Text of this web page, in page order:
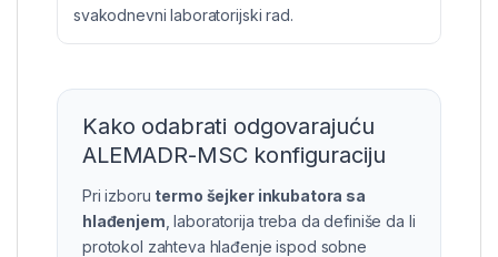
svakodnevni laboratorijski rad.
Kako odabrati odgovarajuću
ALEMADR-MSC konfiguraciju
Pri izboru termo šejker inkubatora sa
hlađenjem , laboratorija treba da definiše da li
protokol zahteva hlađenje ispod sobne